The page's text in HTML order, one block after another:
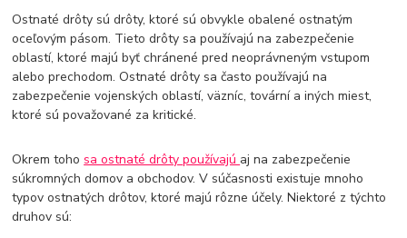
Ostnaté drôty sú drôty, ktoré sú obvykle obalené ostnatým
oceľovým pásom. Tieto drôty sa používajú na zabezpečenie
oblastí, ktoré majú byť chránené pred neoprávneným vstupom
alebo prechodom. Ostnaté drôty sa často používajú na
zabezpečenie vojenských oblastí, väzníc, tovární a iných miest,
ktoré sú považované za kritické.
Okrem tohosa ostnaté drôty používajú aj na zabezpečenie
súkromných domov a obchodov. V súčasnosti existuje mnoho
typov ostnatých drôtov, ktoré majú rôzne účely. Niektoré z týchto
druhov sú: